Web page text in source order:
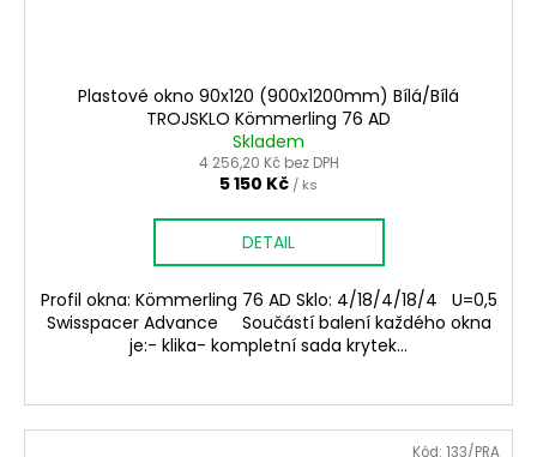
Plastové okno 90x120 (900x1200mm) Bílá/Bílá
TROJSKLO Kömmerling 76 AD
Skladem
4 256,20 Kč bez DPH
5 150 Kč / ks
DETAIL
Profil okna: Kömmerling 76 AD Sklo: 4/18/4/18/4 U=0,5
Swisspacer Advance Součástí balení každého okna
je:- klika- kompletní sada krytek...
Kód: 133/PRA